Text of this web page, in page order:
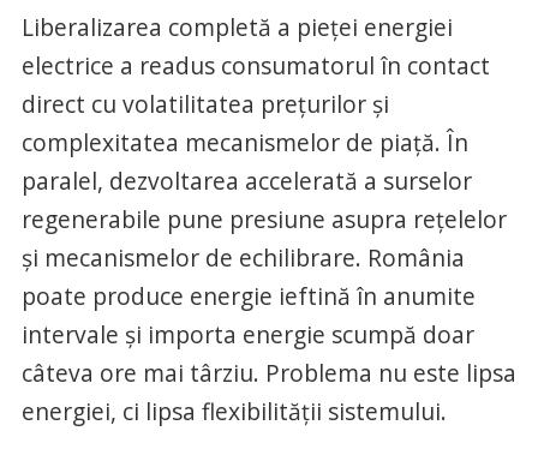
Liberalizarea completă a pieței energiei
electrice a readus consumatorul în contact
direct cu volatilitatea prețurilor și
complexitatea mecanismelor de piață. În
paralel, dezvoltarea accelerată a surselor
regenerabile pune presiune asupra rețelelor
și mecanismelor de echilibrare. România
poate produce energie ieftină în anumite
intervale și importa energie scumpă doar
câteva ore mai târziu. Problema nu este lipsa
energiei, ci lipsa flexibilității sistemului.